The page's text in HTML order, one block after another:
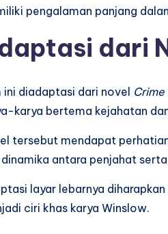
pengalaman panjang
dari
ini diadaptasi dari novel Crime
karya bertema kejahatan
tersebut mendapat
dinamika antara penjahat
layar lebarnya
ciri khas karya Winslow.